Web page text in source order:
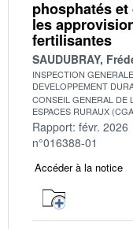
phosphatés
les
fertilisantes
SAUDUBRAY,
INSPECTION
DEVELOPPEMENT
CONSEIL GENERAL DE
ESPACES RURAUX
Rapport: févr. 2026
n°016388-01
Accéder à la notice